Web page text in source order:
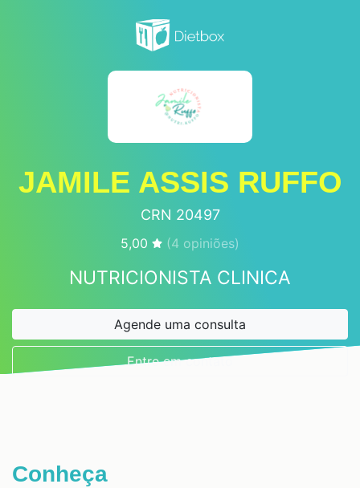
JAMILE ASSIS RUFFO
CRN 20497
5,00 (4 opiniões)
NUTRICIONISTA CLINICA
Agende uma consulta
Entre em contato
Conheça